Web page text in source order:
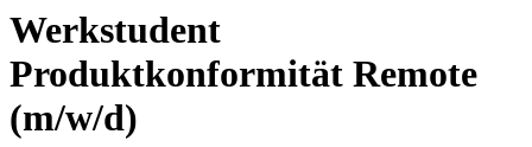
Werkstudent
Produktkonformität Remote
(m/w/d)